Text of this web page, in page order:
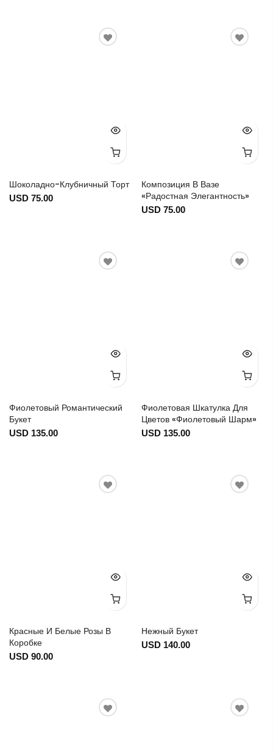
Шоколадно-Клубничный Торт
USD 75.00
Композиция В Вазе
«Радостная Элегантность»
USD 75.00
Фиолетовый Романтический
Букет
USD 135.00
Фиолетовая Шкатулка Для
Цветов «Фиолетовый Шарм»
USD 135.00
Красные И Белые Розы В
Коробке
USD 90.00
Нежный Букет
USD 140.00